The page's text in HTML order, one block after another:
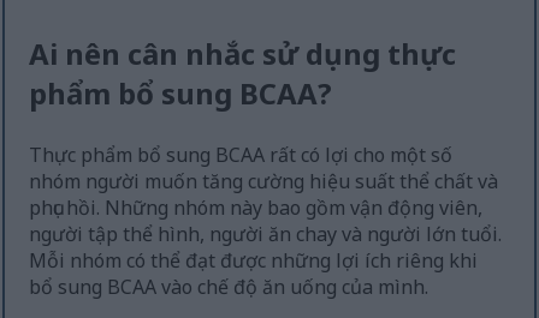
Ai nên cân nhắc sử dụng thực
phẩm bổ sung BCAA?
Thực phẩm bổ sung BCAA rất có lợi cho một số
nhóm người muốn tăng cường hiệu suất thể chất và
phục hồi. Những nhóm này bao gồm vận động viên,
người tập thể hình, người ăn chay và người lớn tuổi.
Mỗi nhóm có thể đạt được những lợi ích riêng khi
bổ sung BCAA vào chế độ ăn uống của mình.